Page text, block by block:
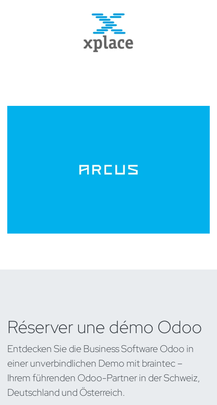
Réserver une démo Odoo
Entdecken Sie die Business Software Odoo in
einer unverbindlichen Demo mit braintec –
Ihrem führenden Odoo-Partner in der Schweiz,
Deutschland und Österreich.